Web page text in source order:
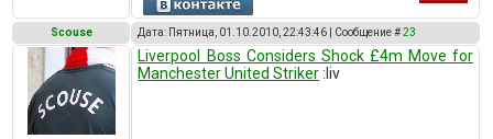
Scouse Дата: Пятница, 01.10.2010, 22:43:46 | Сообщение #23
Liverpool Boss Considers Shock £4m Move for
Manchester United Striker :liv